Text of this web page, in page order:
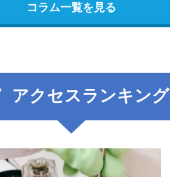
コラム一覧を見る
アクセスランキング